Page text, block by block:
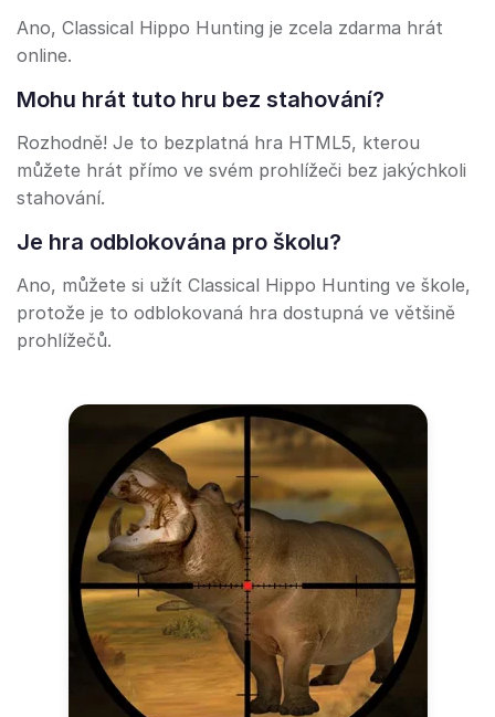
Ano, Classical Hippo Hunting je zcela zdarma hrát
online.
Mohu hrát tuto hru bez stahování?
Rozhodně! Je to bezplatná hra HTML5, kterou
můžete hrát přímo ve svém prohlížeči bez jakýchkoli
stahování.
Je hra odblokována pro školu?
Ano, můžete si užít Classical Hippo Hunting ve škole,
protože je to odblokovaná hra dostupná ve většině
prohlížečů.